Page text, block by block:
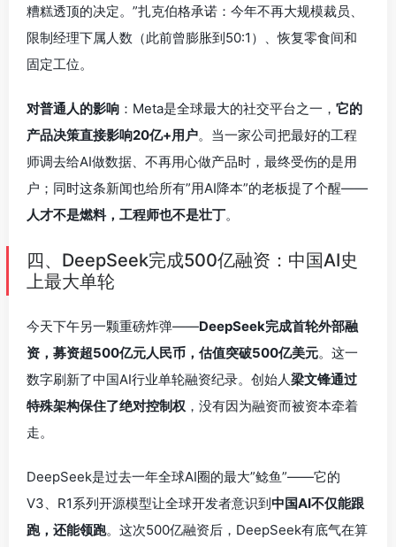
糟糕透顶的决定。”扎克伯格承诺：今年不再大规模裁员、
限制经理下属人数（此前曾膨胀到50:1）、恢复零食间和
固定工位。
对普通人的影响 ：Meta是全球最大的社交平台之一， 它的
产品决策直接影响20亿+用户。当一家公司把最好的工程
师调去给AI做数据、不再用心做产品时，最终受伤的是用
户；同时这条新闻也给所有”用AI降本”的老板提了个醒——
人才不是燃料，工程师也不是壮丁。
四、DeepSeek完成500亿融资：中国AI史
上最大单轮
今天下午另一颗重磅炸弹——DeepSeek完成首轮外部融
资，募资超500亿元人民币，估值突破500亿美元。这一
数字刷新了中国AI行业单轮融资纪录。创始人梁文锋通过
特殊架构保住了绝对控制权 ，没有因为融资而被资本牵着
走。
DeepSeek是过去一年全球AI圈的最大”鲶鱼”——它的
V3、R1系列开源模型让全球开发者意识到中国AI不仅能跟
跑，还能领跑。这次500亿融资后，DeepSeek有底气在算